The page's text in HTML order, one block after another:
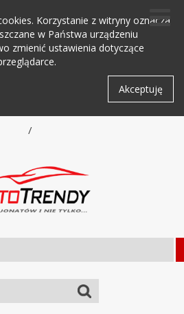
Korzystanie z witryny oznacza
w Państwa urządzeniu
zmienić ustawienia dotyczące
Akceptuję
/